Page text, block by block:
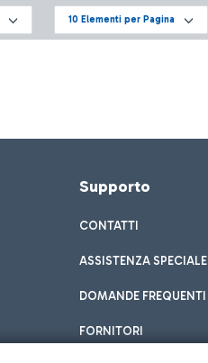
10 Elementi per Pagina
Supporto
CONTATTI
ASSISTENZA SPECIALE
DOMANDE FREQUENTI
FORNITORI